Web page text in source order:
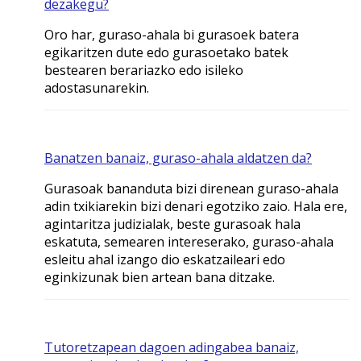
dezakegu?
Oro har, guraso-ahala bi gurasoek batera
egikaritzen dute edo gurasoetako batek
bestearen berariazko edo isileko
adostasunarekin.
Banatzen banaiz, guraso-ahala aldatzen da?
Gurasoak bananduta bizi direnean guraso-ahala
adin txikiarekin bizi denari egotziko zaio. Hala ere,
agintaritza judizialak, beste gurasoak hala
eskatuta, semearen intereserako, guraso-ahala
esleitu ahal izango dio eskatzaileari edo
eginkizunak bien artean bana ditzake.
Tutoretzapean dagoen adingabea banaiz,